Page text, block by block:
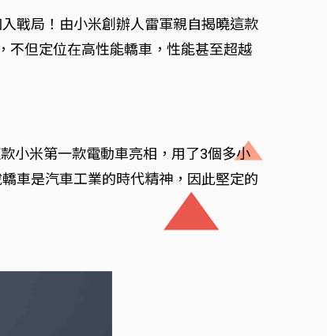
戰局！由小米創辦人雷軍親自揭曉這款
不但定位在高性能轎車，性能甚至超越
小米第一款電動車亮相，用了3個多小
車是汽車工業的時代精神，因此堅定的